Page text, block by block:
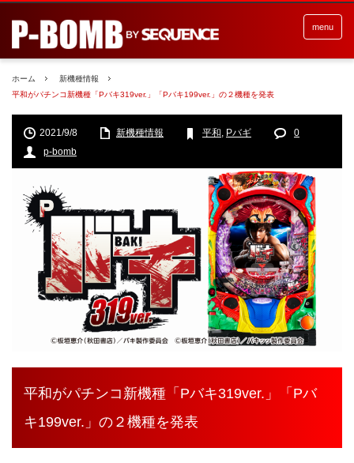
menu
ホーム
新機種情報
平和がパチンコ新機種「Pバキ319ver.」「Pバキ199ver.」の２機種を発表
2021/9/8 新機種情報 平和, Pバギ
0
p-bomb
平和がパチンコ新機種「Pバキ319ver.」「Pバ
キ199ver.」の２機種を発表